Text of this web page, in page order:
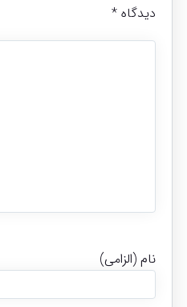
دیدگاه *
نام (الزامی)